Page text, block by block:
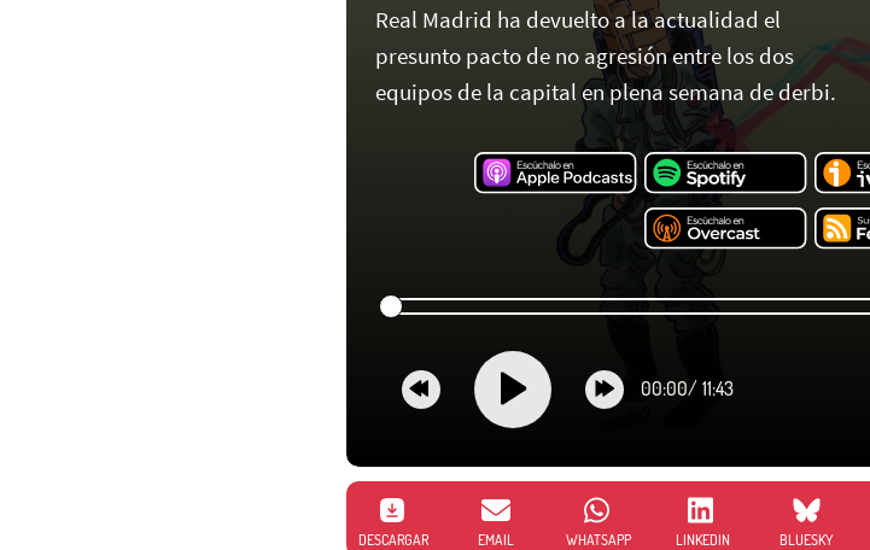
Real Madrid ha devuelto a la actualidad el
presunto pacto de no agresión entre los dos
equipos de la capital en plena semana de derbi.
00:00/ 11:43
DESCARGAR EMAIL WHATSAPP LINKEDIN BLUESKY